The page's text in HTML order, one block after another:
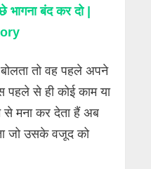
बंद कर दो |
तो वह पहले अपने
से ही कोई काम या
से मना कर देता हैं अब
जो उसके वजूद को